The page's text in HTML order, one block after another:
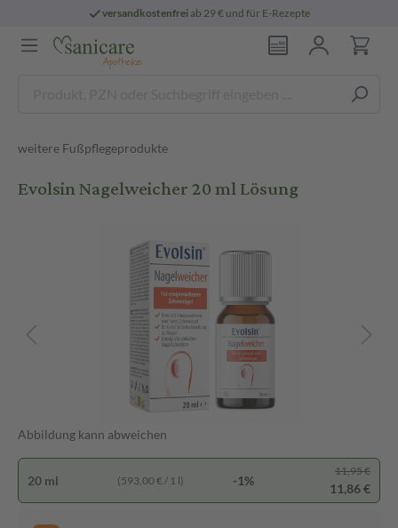
versandkostenfreiab 29 € und für E-Rezepte
weitere Fußpflegeprodukte
Evolsin Nagelweicher 20 ml Lösung
Abbildung kann abweichen
20 ml (593,00 € / 1 l) -1%
11,95 €
11,86 €